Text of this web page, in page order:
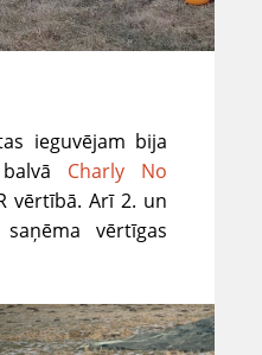
ieguvējam bija
Charly No
vērtībā. Arī 2. un
vērtīgas